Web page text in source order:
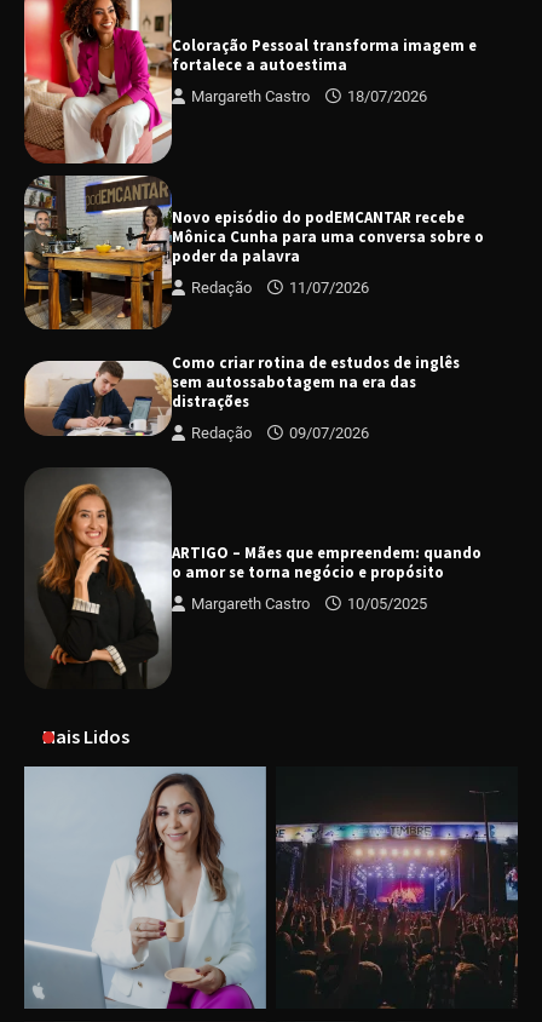
Coloração Pessoal transforma imagem e
fortalece a autoestima
Margareth Castro 18/07/2026
Novo episódio do podEMCANTAR recebe
Mônica Cunha para uma conversa sobre o
poder da palavra
Redação 11/07/2026
Como criar rotina de estudos de inglês
sem autossabotagem na era das
distrações
Redação 09/07/2026
ARTIGO – Mães que empreendem: quando
o amor se torna negócio e propósito
Margareth Castro 10/05/2025
Mais Lidos